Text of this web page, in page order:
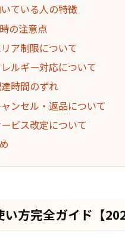
ている人の特徴
の注意点
ア制限について
ルギー対応について
時間のずれ
ンセル・返品について
ビス改定について
方完全ガイド【